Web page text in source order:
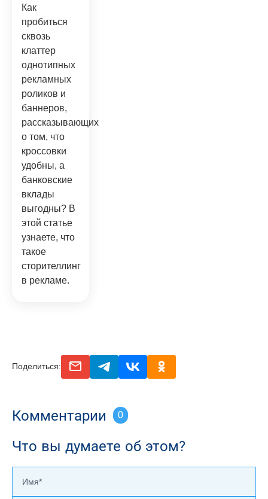
Как
пробиться
сквозь
клаттер
однотипных
рекламных
роликов и
баннеров,
рассказывающих
о том, что
кроссовки
удобны, а
банковские
вклады
выгодны? В
этой статье
узнаете, что
такое
сторителлинг
в рекламе.
Поделиться: email telegram vk odnoclassniki
Комментарии 0
Что вы думаете об этом?